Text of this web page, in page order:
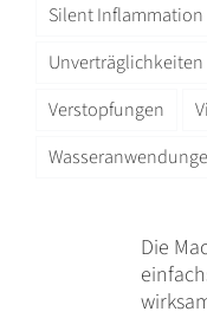
Silent Inflammation
Unverträglichkeiten
Verstopfungen
Die